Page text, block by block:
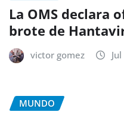
La OMS declara
brote de
victor gomez
MUNDO